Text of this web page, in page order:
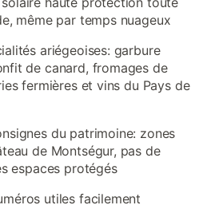
même par temps nuageux
ariégeoises: garbure
de canard, fromages de
fermières et vins du Pays de
du patrimoine: zones
de Montségur, pas de
espaces protégés
utiles facilement